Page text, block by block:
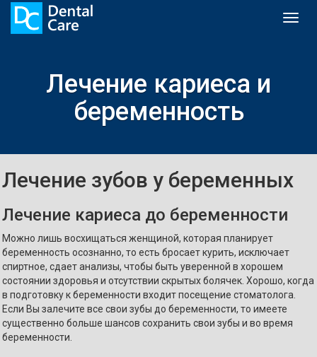
Лечение кариеса и
беременность
Лечение зубов у беременных
Лечение кариеса до беременности
Можно лишь восхищаться женщиной, которая планирует
беременность осознанно, то есть бросает курить, исключает
спиртное, сдает анализы, чтобы быть уверенной в хорошем
состоянии здоровья и отсутствии скрытых болячек. Хорошо, когда
в подготовку к беременности входит посещение стоматолога.
Если Вы залечите все свои зубы до беременности, то имеете
существенно больше шансов сохранить свои зубы и во время
беременности.